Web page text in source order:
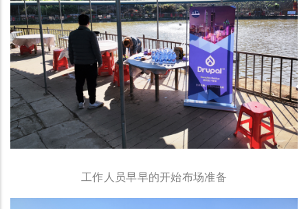
工作人员早早的开始布场准备